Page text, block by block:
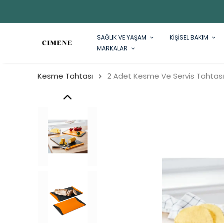
SAĞLIK VE YAŞAM KİŞİSEL BAKIM
MARKALAR
Kesme Tahtası 2 Adet Kesme Ve Servis Tahtası